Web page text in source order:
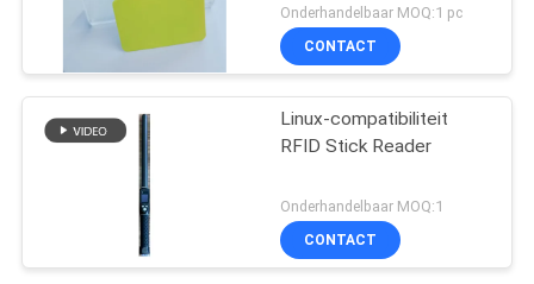
Onderhandelbaar MOQ:1 pc
CONTACT
Linux-compatibiliteit
RFID Stick Reader
Onderhandelbaar MOQ:1
CONTACT